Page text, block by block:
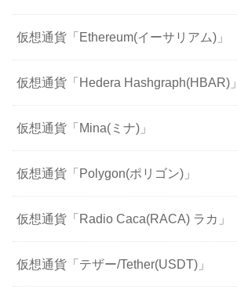
仮想通貨「Ethereum(イーサリアム)」
仮想通貨「Hedera Hashgraph(HBAR)」
仮想通貨「Mina(ミナ)」
仮想通貨「Polygon(ポリゴン)」
仮想通貨「Radio Caca(RACA) ラカ」
仮想通貨「テザー/Tether(USDT)」